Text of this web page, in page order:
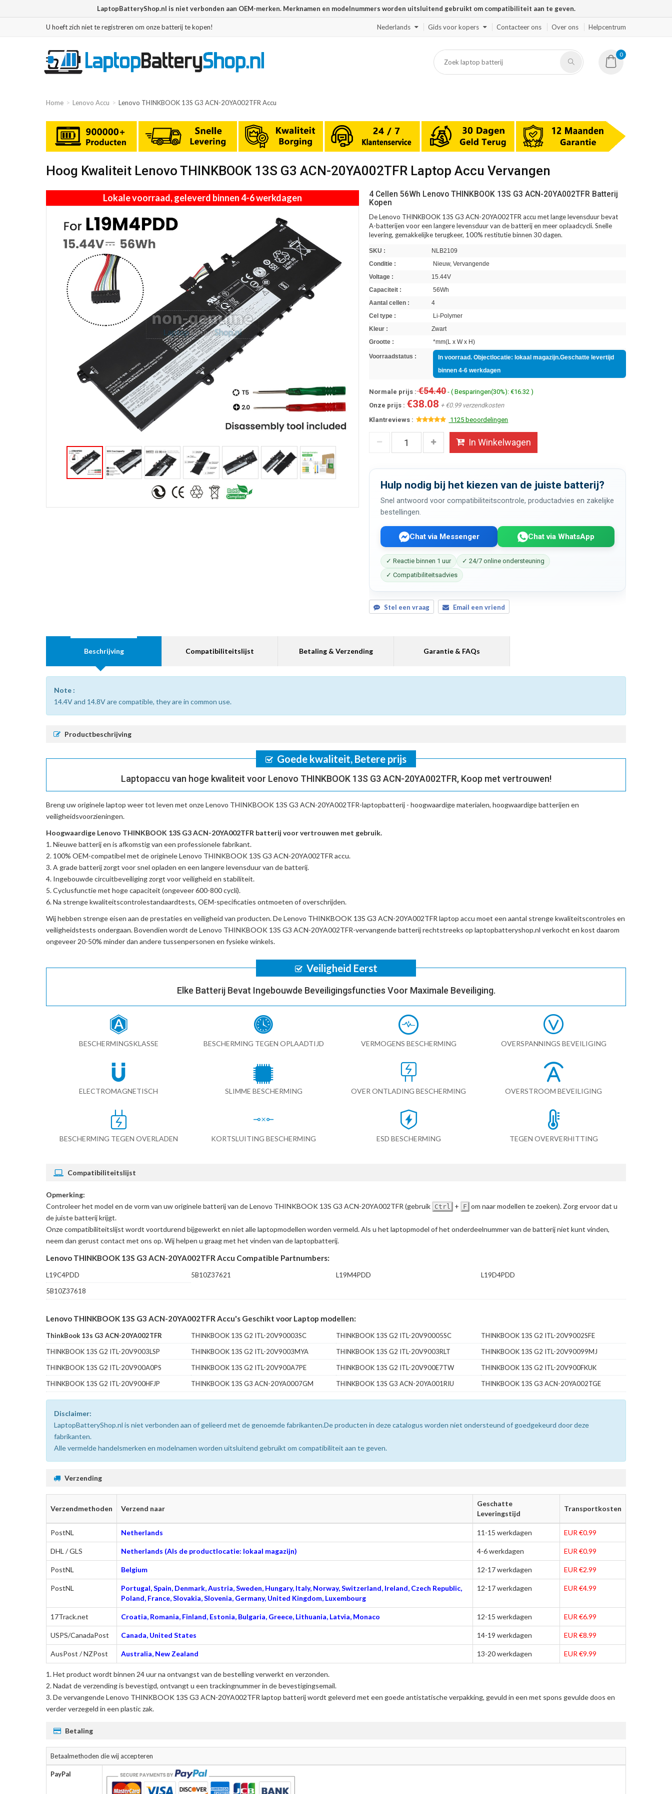
LaptopBatteryShop.nl is niet verbonden aan OEM-merken. Merknamen en modelnummers worden uitsluitend gebruikt om compatibiliteit aan te geven.
U hoeft zich niet te registreren om onze batterij te kopen! Nederlands Gids voor kopers Contacteer ons Over ons Helpcentrum
0
Home Lenovo Accu Lenovo THINKBOOK 13S G3 ACN-20YA002TFR Accu
Hoog Kwaliteit Lenovo THINKBOOK 13S G3 ACN-20YA002TFR Laptop Accu Vervangen
Lokale voorraad, geleverd binnen 4-6 werkdagen
4 Cellen 56Wh Lenovo THINKBOOK 13S G3 ACN-20YA002TFR Batterij
Kopen
De Lenovo THINKBOOK 13S G3 ACN-20YA002TFR accu met lange levensduur bevat
A-batterijen voor een langere levensduur van de batterij en meer oplaadcycli. Snelle
levering, gemakkelijke terugkeer, 100% restitutie binnen 30 dagen.
SKU :
NLB2109
Conditie :
Nieuw, Vervangende
Voltage :
15.44V
Capaciteit :
56Wh
Aantal cellen :
4
Cel type :
Li-Polymer
Kleur :
Zwart
Grootte :
*mm(L x W x H)
Voorraadstatus :
In voorraad. Objectlocatie: lokaal magazijn.Geschatte levertijd
binnen 4-6 werkdagen
Normale prijs :€54.40- ( Besparingen(30%): €16.32 )
Onze prijs : €38.08 + €0.99 verzendkosten
Klantreviews :
1125 beoordelingen
In Winkelwagen
Hulp nodig bij het kiezen van de juiste batterij?
Snel antwoord voor compatibiliteitscontrole, productadvies en zakelijke
bestellingen.
Chat via Messenger Chat via WhatsApp
✓ Reactie binnen 1 uur
✓ 24/7 online ondersteuning
✓ Compatibiliteitsadvies
Stel een vraag Email een vriend
Beschrijving Compatibiliteitslijst Betaling & Verzending Garantie & FAQs
Note :
14.4V and 14.8V are compatible, they are in common use.
Productbeschrijving
Goede kwaliteit, Betere prijs
Laptopaccu van hoge kwaliteit voor Lenovo THINKBOOK 13S G3 ACN-20YA002TFR, Koop met vertrouwen!
Breng uw originele laptop weer tot leven met onzeLenovo THINKBOOK 13S G3 ACN-20YA002TFR-laptopbatterij - hoogwaardige materialen, hoogwaardige batterijen en
veiligheidsvoorzieningen.
Hoogwaardige Lenovo THINKBOOK 13S G3 ACN-20YA002TFR batterij voor vertrouwen met gebruik.
Nieuwe batterij en is afkomstig van een professionele fabrikant.
100% OEM-compatibel met deoriginele Lenovo THINKBOOK 13S G3 ACN-20YA002TFR accu.
A grade batterij zorgt voor snel opladen en een langere levensduur van de batterij.
Ingebouwde circuitbeveiliging zorgt voor veiligheid en stabiliteit.
Cyclusfunctie met hoge capaciteit (ongeveer 600-800 cycli).
Na strenge kwaliteitscontrolestandaardtests, OEM-specificaties ontmoeten of overschrijden.
Wij hebben strenge eisen aan de prestaties en veiligheid van producten. DeLenovo THINKBOOK 13S G3 ACN-20YA002TFR laptop accu moet een aantal strenge kwaliteitscontroles en
veiligheidstests ondergaan. Bovendien wordt deLenovo THINKBOOK 13S G3 ACN-20YA002TFR-vervangende batterijrechtstreeks op laptopbatteryshop.nl verkocht en kost daarom
ongeveer 20-50% minder dan andere tussenpersonen en fysieke winkels.
Veiligheid Eerst
Elke Batterij Bevat Ingebouwde Beveiligingsfuncties Voor Maximale Beveiliging.
BESCHERMINGSKLASSE BESCHERMING TEGEN OPLAADTIJD VERMOGENS BESCHERMING OVERSPANNINGS BEVEILIGING
ELECTROMAGNETISCH SLIMME BESCHERMING OVER ONTLADING BESCHERMING OVERSTROOM BEVEILIGING
BESCHERMING TEGEN OVERLADEN KORTSLUITING BESCHERMING ESD BESCHERMING TEGEN OVERVERHITTING
Compatibiliteitslijst
Opmerking:
Controleer het model en de vorm van uw originele batterij van de Lenovo THINKBOOK 13S G3 ACN-20YA002TFR (gebruik Ctrl + F om naar modellen te zoeken). Zorg ervoor dat u
de juiste batterij krijgt.
Onze compatibiliteitslijst wordt voortdurend bijgewerkt en niet alle laptopmodellen worden vermeld. Als u het laptopmodel of het onderdeelnummer van de batterij niet kunt vinden,
neem dan gerust contact met ons op. Wij helpen u graag met het vinden van de laptopbatterij.
Lenovo THINKBOOK 13S G3 ACN-20YA002TFR Accu Compatible Partnumbers:
L19C4PDD 5B10Z37621 L19M4PDD
L19D4PDD
5B10Z37618
Lenovo THINKBOOK 13S G3 ACN-20YA002TFR Accu's Geschikt voor Laptop modellen:
ThinkBook 13s G3 ACN-20YA002TFR THINKBOOK 13S G2 ITL-20V90003SC THINKBOOK 13S G2 ITL-20V90005SC
THINKBOOK 13S G2 ITL-20V9002SFE
THINKBOOK 13S G2 ITL-20V9003LSP
THINKBOOK 13S G2 ITL-20V9003MYA THINKBOOK 13S G2 ITL-20V9003RLT
THINKBOOK 13S G2 ITL-20V90099MJ
THINKBOOK 13S G2 ITL-20V900A0PS
THINKBOOK 13S G2 ITL-20V900A7PE THINKBOOK 13S G2 ITL-20V900E7TW
THINKBOOK 13S G2 ITL-20V900FKUK
THINKBOOK 13S G2 ITL-20V900HFJP
THINKBOOK 13S G3 ACN-20YA0007GM THINKBOOK 13S G3 ACN-20YA001RIU THINKBOOK 13S G3 ACN-20YA002TGE
Disclaimer:
LaptopBatteryShop.nl is niet verbonden aan of gelieerd met de genoemde fabrikanten.De producten in deze catalogus worden niet ondersteund of goedgekeurd door deze
fabrikanten.
Alle vermelde handelsmerken en modelnamen worden uitsluitend gebruikt om compatibiliteit aan te geven.
Verzending
Verzendmethoden Verzend naar
Geschatte
Leveringstijd
Transportkosten
PostNL Netherlands 11-15 werkdagen EUR €0.99
DHL / GLS Netherlands (Als de productlocatie: lokaal magazijn) 4-6 werkdagen EUR €0.99
PostNL Belgium 12-17 werkdagen EUR €2.99
PostNL
Portugal, Spain, Denmark, Austria, Sweden, Hungary, Italy, Norway, Switzerland, Ireland, Czech Republic,
Poland, France, Slovakia, Slovenia, Germany, United Kingdom, Luxembourg
12-17 werkdagen EUR €4.99
17Track.net Croatia, Romania, Finland, Estonia, Bulgaria, Greece, Lithuania, Latvia, Monaco 12-15 werkdagen EUR €6.99
USPS/CanadaPost Canada, United States 14-19 werkdagen EUR €8.99
AusPost / NZPost Australia, New Zealand 13-20 werkdagen EUR €9.99
Het product wordt binnen 24 uur na ontvangst van de bestelling verwerkt en verzonden.
Nadat de verzending is bevestigd, ontvangt u een trackingnummer in de bevestigingsemail.
Devervangende Lenovo THINKBOOK 13S G3 ACN-20YA002TFR laptop batterijwordt geleverd met een goede antistatische verpakking, gevuld in een met spons gevulde doos en
verder verzegeld in een plastic zak.
Betaling
Betaalmethoden die wij accepteren
PayPal